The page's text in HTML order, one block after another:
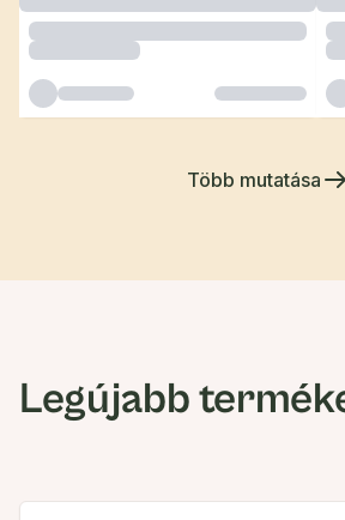
Több mutatása
Legújabb